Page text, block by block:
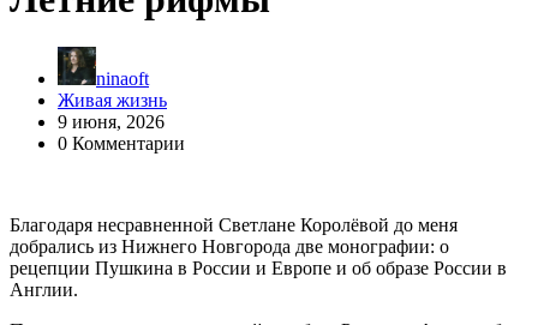
ninaoft
Живая жизнь
9 июня, 2026
0 Комментарии
Благодаря несравненной Светлане Королёвой до меня
добрались из Нижнего Новгорода две монографии: о
рецепции Пушкина в России и Европе и об образе России в
Англии.